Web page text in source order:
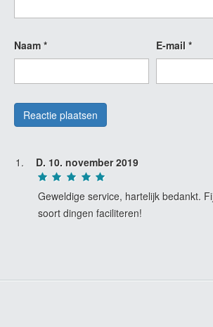
Naam * E-mail *
D. 10. november 2019
Geweldige service, hartelijk bedankt.
soort dingen faciliteren!